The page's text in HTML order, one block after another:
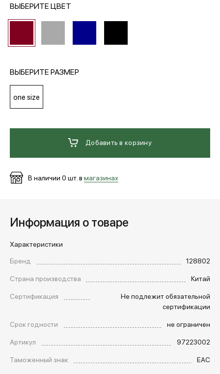
Вход в личный кабинет
+7 (495) 139-66-00
ВЫБЕРИТЕ ЦВЕТ
ВЫБЕРИТЕ РАЗМЕР
one size
Добавить в корзину
В наличии 0 шт. в магазинах
Информация о товаре
Характеристики
Бренд
128802
Страна производства
Китай
Сертификация
Не подлежит обязательной
сертификации
Срок годности
не ограничен
Артикул
97223002
Таможенный знак
EAC